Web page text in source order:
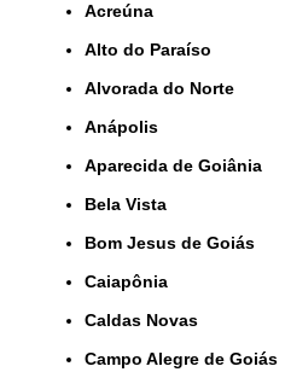
Acreúna
Alto do Paraíso
Alvorada do Norte
Anápolis
Aparecida de Goiânia
Bela Vista
Bom Jesus de Goiás
Caiapônia
Caldas Novas
Campo Alegre de Goiás